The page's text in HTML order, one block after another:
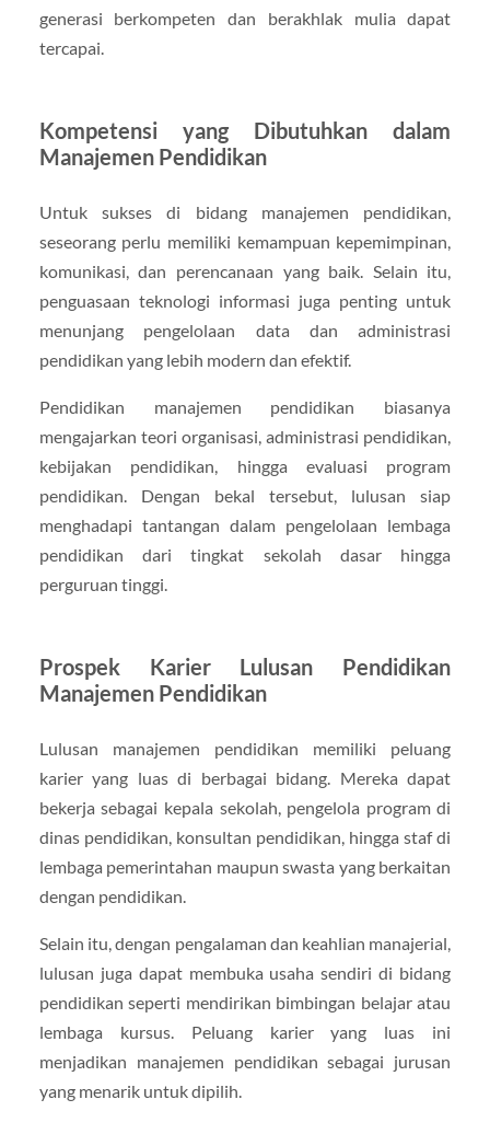
generasi berkompeten dan berakhlak mulia dapat
tercapai.
Kompetensi yang Dibutuhkan dalam
Manajemen Pendidikan
Untuk sukses di bidang manajemen pendidikan,
seseorang perlu memiliki kemampuan kepemimpinan,
komunikasi, dan perencanaan yang baik. Selain itu,
penguasaan teknologi informasi juga penting untuk
menunjang pengelolaan data dan administrasi
pendidikan yang lebih modern dan efektif.
Pendidikan manajemen pendidikan biasanya
mengajarkan teori organisasi, administrasi pendidikan,
kebijakan pendidikan, hingga evaluasi program
pendidikan. Dengan bekal tersebut, lulusan siap
menghadapi tantangan dalam pengelolaan lembaga
pendidikan dari tingkat sekolah dasar hingga
perguruan tinggi.
Prospek Karier Lulusan Pendidikan
Manajemen Pendidikan
Lulusan manajemen pendidikan memiliki peluang
karier yang luas di berbagai bidang. Mereka dapat
bekerja sebagai kepala sekolah, pengelola program di
dinas pendidikan, konsultan pendidikan, hingga staf di
lembaga pemerintahan maupun swasta yang berkaitan
dengan pendidikan.
Selain itu, dengan pengalaman dan keahlian manajerial,
lulusan juga dapat membuka usaha sendiri di bidang
pendidikan seperti mendirikan bimbingan belajar atau
lembaga kursus. Peluang karier yang luas ini
menjadikan manajemen pendidikan sebagai jurusan
yang menarik untuk dipilih.